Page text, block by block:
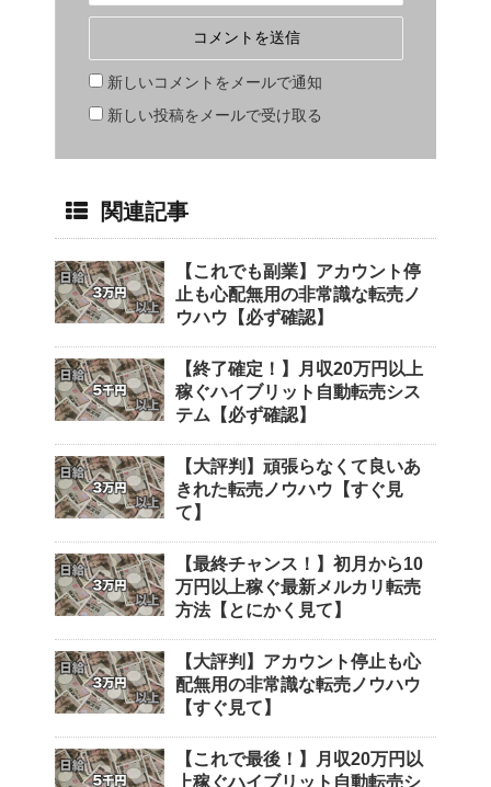
新しいコメントをメールで通知
新しい投稿をメールで受け取る
関連記事
【これでも副業】アカウント停
止も心配無用の非常識な転売ノ
ウハウ【必ず確認】
【終了確定！】月収20万円以上
稼ぐハイブリット自動転売シス
テム【必ず確認】
【大評判】頑張らなくて良いあ
きれた転売ノウハウ【すぐ見
て】
【最終チャンス！】初月から10
万円以上稼ぐ最新メルカリ転売
方法【とにかく見て】
【大評判】アカウント停止も心
配無用の非常識な転売ノウハウ
【すぐ見て】
【これで最後！】月収20万円以
上稼ぐハイブリット自動転売シ